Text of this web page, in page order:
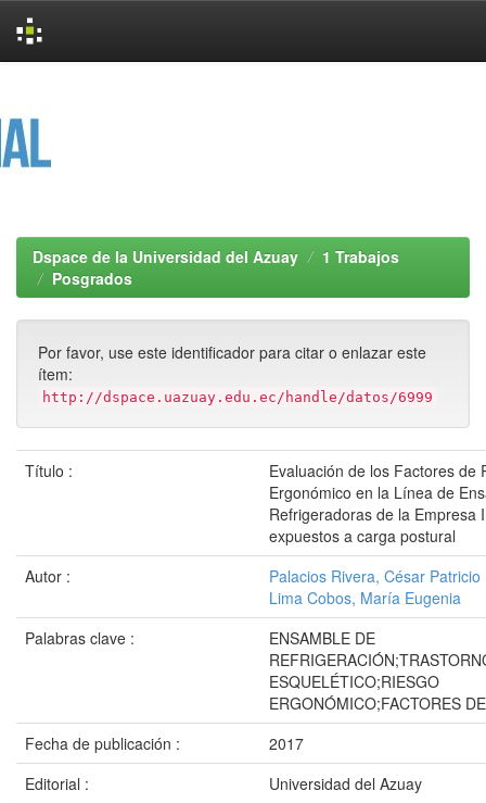
Dspace de la Universidad del Azuay
1 Trabajos
Posgrados
Por favor, use este identificador para citar o enlazar este
ítem:
http://dspace.uazuay.edu.ec/handle/datos/6999
Título :
Evaluación de los Factores de
Ergonómico en la Línea de
Refrigeradoras de la Empresa
expuestos a carga postural
Autor :
Palacios Rivera, César Patricio
Lima Cobos, María Eugenia
Palabras clave :
ENSAMBLE DE
ESQUELÉTICO;RIESGO
ERGONÓMICO;FACTORES
Fecha de publicación :
2017
Editorial :
Universidad del Azuay